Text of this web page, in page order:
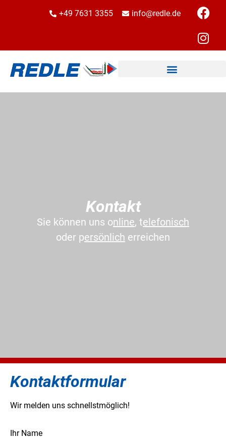
+49 7631 3355 info@redle.de
Kontakt
Sie können uns online, telefonisch
oder persönlich erreichen
Kontaktformular
Wir melden uns schnellstmöglich!
Ihr Name